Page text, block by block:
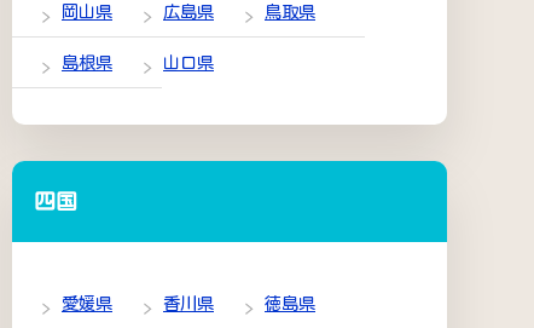
岡山県 広島県 鳥取県
島根県 山口県
四国
愛媛県 香川県 徳島県